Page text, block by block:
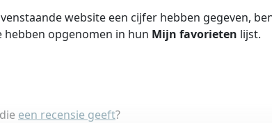
website een cijfer hebben gegeven,
hebben opgenomen in hun Mijn favorieten lijst.
een recensie geeft?